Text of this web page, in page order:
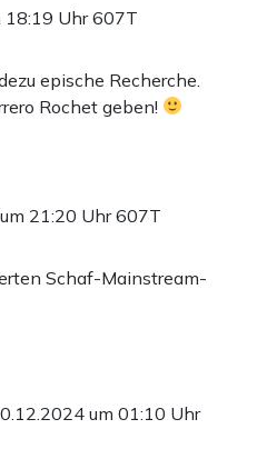
18:19 Uhr607T
epische Recherche.
Rochet geben!
21:20 Uhr607T
Schaf-Mainstream-
um 01:10 Uhr